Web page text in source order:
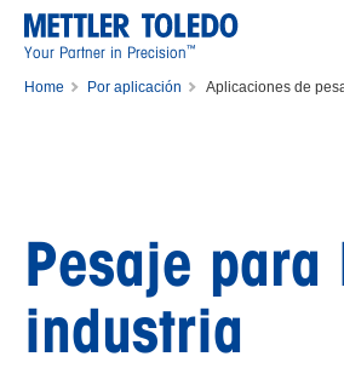
Your Partner in Precision™
Home Por aplicación Aplicaciones de
Pesaje para
industria